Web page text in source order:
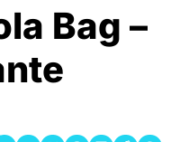
Bag –